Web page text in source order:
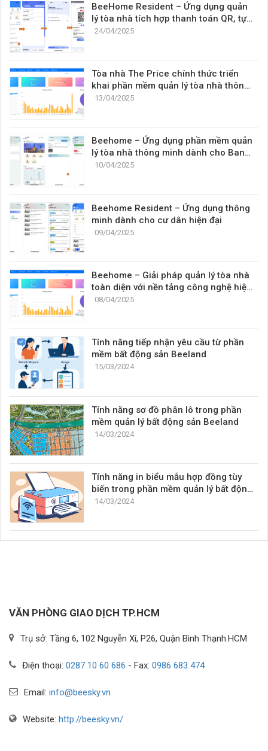
BeeHome Resident – Ứng dụng quản
lý tòa nhà tích hợp thanh toán QR, tự
động gạch nợ và chia sẻ tiện lợi
24/04/2025
Tòa nhà The Price chính thức triển
khai phần mềm quản lý tòa nhà thông
minh BeeHome
13/04/2025
Beehome – Ứng dụng phần mềm quản
lý tòa nhà thông minh dành cho Ban
quản lý
10/04/2025
Beehome Resident – Ứng dụng thông
minh dành cho cư dân hiện đại
09/04/2025
Beehome – Giải pháp quản lý tòa nhà
toàn diện với nền tảng công nghệ hiện
đại
08/04/2025
Tính năng tiếp nhận yêu cầu từ phần
mềm bất động sản Beeland
15/03/2024
Tính năng sơ đồ phân lô trong phần
mềm quản lý bất động sản Beeland
14/03/2024
Tính năng in biểu mẫu hợp đồng tùy
biến trong phần mềm quản lý bất động
sản Beeland
14/03/2024
VĂN PHÒNG GIAO DỊCH TP.HCM
Trụ sở: Tầng 6, 102 Nguyễn Xí, P26, Quận Bình Thạnh.HCM
Điện thoại: 0287 10 60 686 - Fax: 0986 683 474
Email: info@beesky.vn
Website: http://beesky.vn/